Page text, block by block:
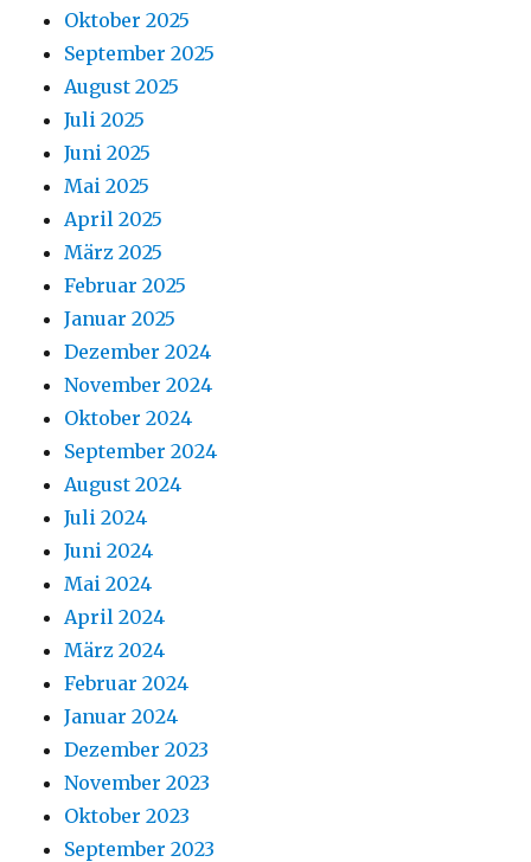
Oktober 2025
September 2025
August 2025
Juli 2025
Juni 2025
Mai 2025
April 2025
März 2025
Februar 2025
Januar 2025
Dezember 2024
November 2024
Oktober 2024
September 2024
August 2024
Juli 2024
Juni 2024
Mai 2024
April 2024
März 2024
Februar 2024
Januar 2024
Dezember 2023
November 2023
Oktober 2023
September 2023